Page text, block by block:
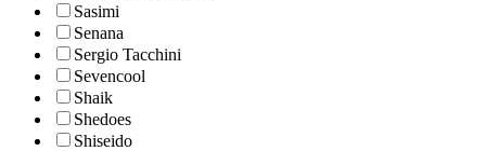
Sasimi
Senana
Sergio Tacchini
Sevencool
Shaik
Shedoes
Shiseido